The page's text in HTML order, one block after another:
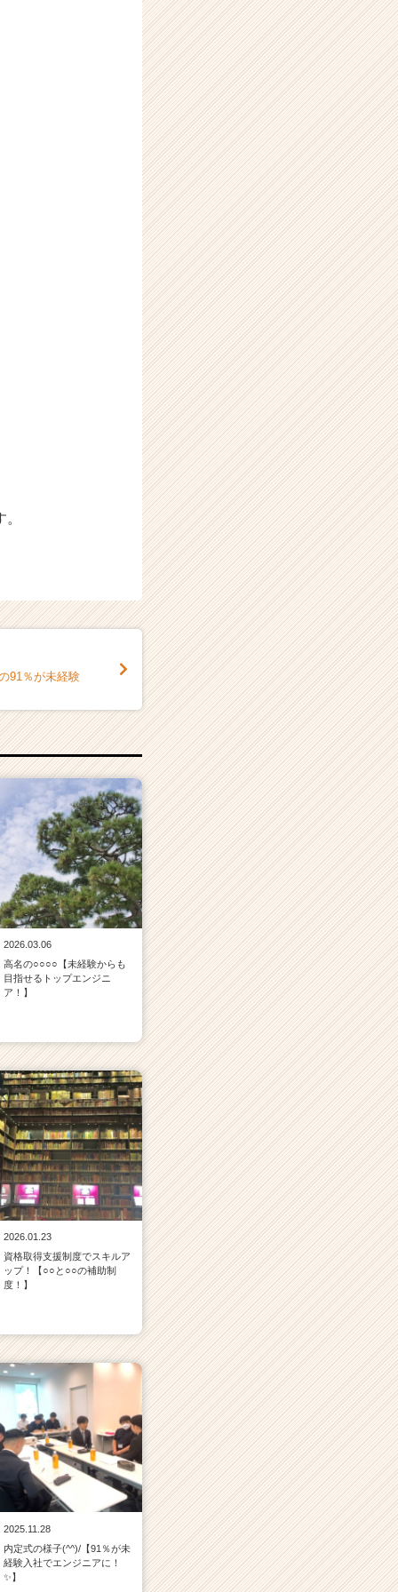
91％が未経験
2026.03.06
高名の○○○○【未経験からも
目指せるトップエンジニ
ア！】
2026.01.23
資格取得支援制度でスキルア
ップ！【○○と○○の補助制
度！】
2025.11.28
内定式の様子(^^)/【91％が未
経験入社でエンジニアに！
✨】